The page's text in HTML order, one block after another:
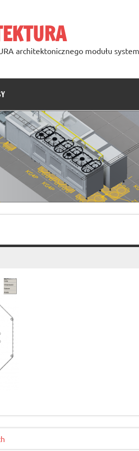
architektonicznego modułu